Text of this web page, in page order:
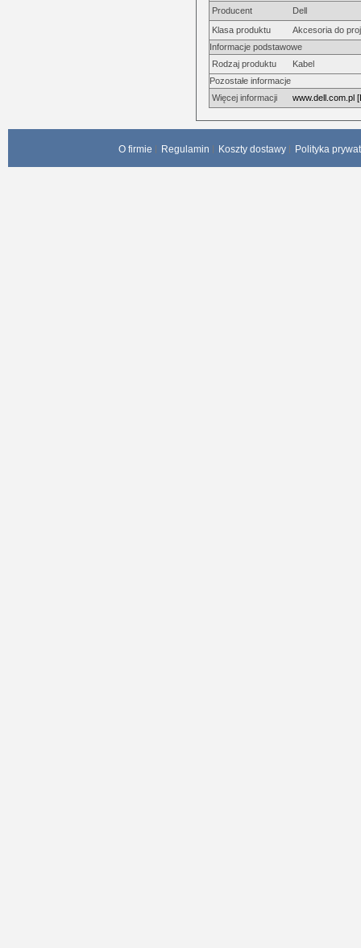
Producent
Dell
Klasa produktu
Akcesoria do
Informacje podstawowe
Rodzaj produktu
Kabel
Pozostałe informacje
Więcej informacji
www.dell.com.pl
O firmie Regulamin Koszty dostawy Polityka